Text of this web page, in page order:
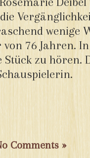
wenige
76 Jahren.
Stück zu hören.
Comments »